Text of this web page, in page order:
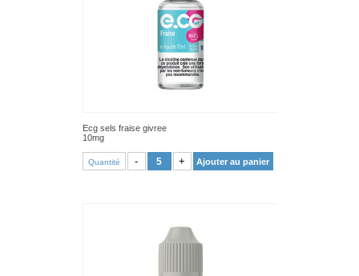
Ecg sels fraise givree
10mg
Quantité - + Ajouter au panier